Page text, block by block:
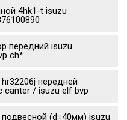
4hk1-t isuzu
передний isuzu
ch*
передней
canter / isuzu elf bvp
(d=40мм) isuzu